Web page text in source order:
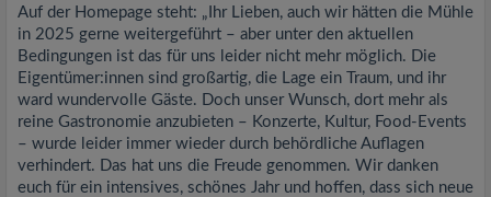
Auf der Homepage steht: „Ihr Lieben, auch wir hätten die Mühle
in 2025 gerne weitergeführt – aber unter den aktuellen
Bedingungen ist das für uns leider nicht mehr möglich. Die
Eigentümer:innen sind großartig, die Lage ein Traum, und ihr
ward wundervolle Gäste. Doch unser Wunsch, dort mehr als
reine Gastronomie anzubieten – Konzerte, Kultur, Food-Events
– wurde leider immer wieder durch behördliche Auflagen
verhindert. Das hat uns die Freude genommen. Wir danken
euch für ein intensives, schönes Jahr und hoffen, dass sich neue